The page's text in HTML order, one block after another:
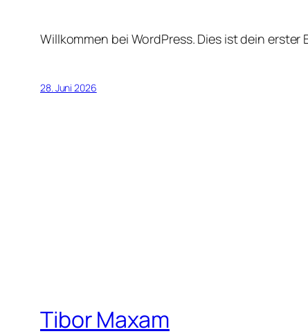
Willkommen bei WordPress. Dies ist dein
28. Juni 2026
Tibor Maxam